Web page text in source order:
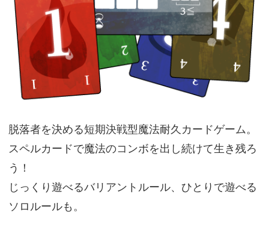
脱落者を決める短期決戦型魔法耐久カードゲーム。
スペルカードで魔法のコンボを出し続けて生き残ろ
う！
じっくり遊べるバリアントルール、ひとりで遊べる
ソロルールも。